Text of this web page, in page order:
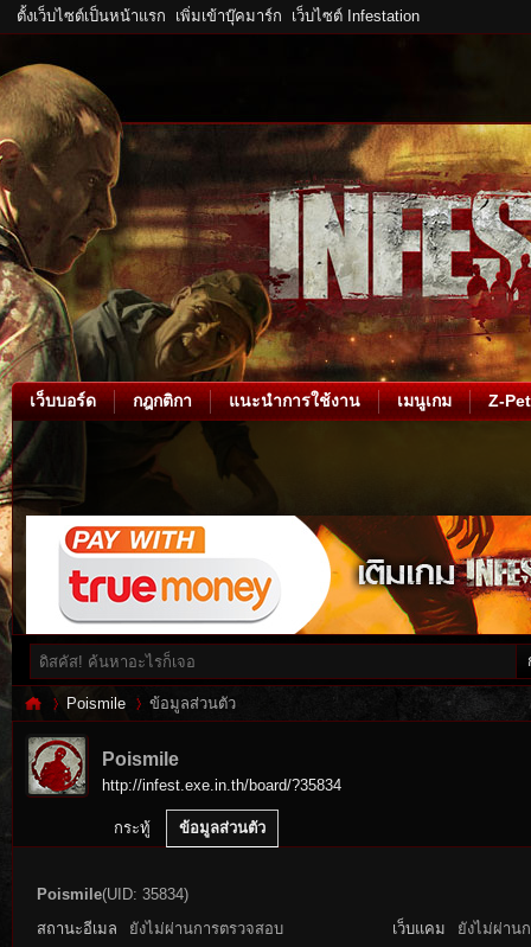
ตั้งเว็บไซต์เป็นหน้าแรก เพิ่มเข้าบุ๊คมาร์ก เว็บไซต์ Infestation
เว็บบอร์ด กฎกติกา แนะนำการใช้งาน เมนูเกม Z-Pet
Poismile ข้อมูลส่วนตัว
Poismile
http://infest.exe.in.th/board/?35834
กระทู้ ข้อมูลส่วนตัว
Poismile(UID: 35834)
สถานะอีเมล
ยังไม่ผ่านการตรวจสอบ เว็บแคม
ยังไม่ผ่าน